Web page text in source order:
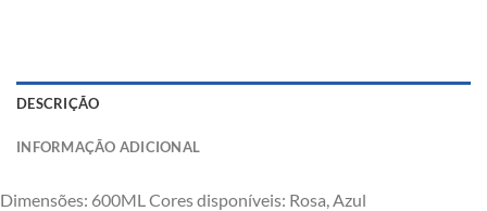
DESCRIÇÃO
INFORMAÇÃO ADICIONAL
Dimensões: 600ML Cores disponíveis: Rosa, Azul